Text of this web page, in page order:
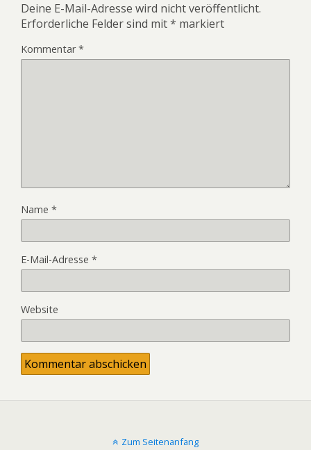
Deine E-Mail-Adresse wird nicht veröffentlicht.
Erforderliche Felder sind mit* markiert
Kommentar*
Name *
E-Mail-Adresse *
Website
Zum Seitenanfang